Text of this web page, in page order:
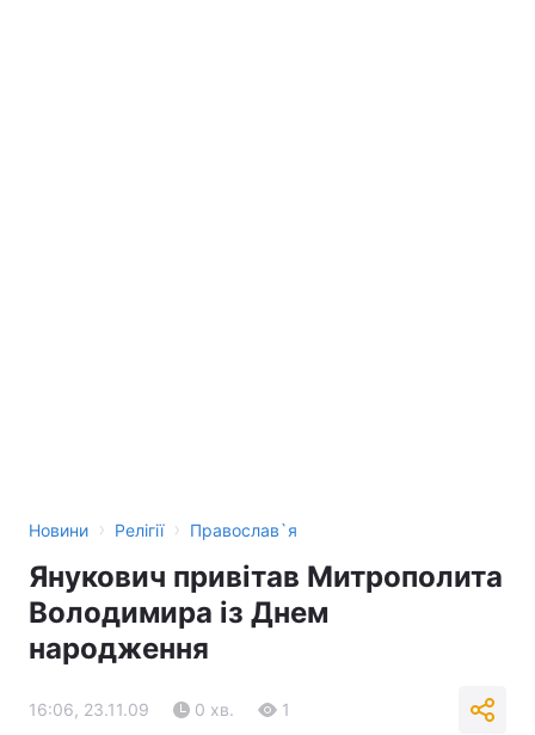
Новини › Релігії › Православ`я
Янукович привітав Митрополита
Володимира із Днем
народження
16:06, 23.11.09 0 хв. 1